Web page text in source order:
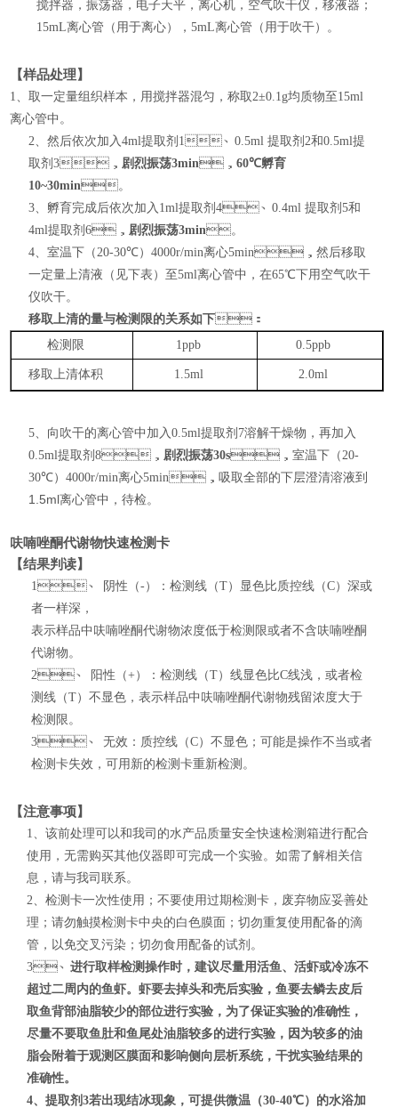
搅拌器，振荡器，电子天平，离心机，空气吹干仪，移液器；
15mL离心管（用于离心），5mL离心管（用于吹干）。
【样品处理】
1、取一定量组织样本，用搅拌器混匀，称取2±0.1g均质物至 15ml
离心管中。
2、然后依次加入4ml提取剂 1、0.5ml提取剂2和0.5ml提
取剂3， 剧烈振荡3min，60℃孵育
10~30min。
3、孵育完成后依次加入 1ml提取剂4、0.4ml提取剂5和
4ml提取剂6， 剧烈振荡3min。
4、室温下（20-30℃）4000r/min离心5min，然后移取
一定量上清液（见下表） 至5ml离心管中，在65℃下用空气吹干
仪吹干。
移取上清的量与检测限的关系如下：
检测限
1ppb 0.5ppb
移取上清体积 1.5ml 2.0ml
5、 向吹干的离心管中加入0.5ml提取剂 7溶解干燥物，再加入
0.5ml提取剂8， 剧烈振荡30s，室温下（20-
30℃）4000r/min离心5min，吸取全部的下层澄清溶液到
1.5ml离心管中，待检。
呋喃唑酮代谢物快速检测卡
【结果判读】
1、 阴性（-）：检测线（T）显色比质控线（C）深或
者一样深，
表示样品中呋喃唑酮代谢物浓度低于检测限或者不含呋喃唑酮
代谢物。
2、
阳性（+）：检测线（T）线显色比C线浅，或者检
测线（T）不显色，表示样品中呋喃唑酮代谢物残留浓度大于
检测限。
3、无效：质控线（C）不显色；可能是操作不当或者
检测卡失效，可用新的检测卡重新检测。
【注意事项】
1、该前处理可以和我司的水产品质量安全快速检测箱进行配合
使用，无需购买其他仪器即可完成一个实验。如需了解相关信
息，请与我司联系。
2、检测卡一次性使用；不要使用过期检测卡，废弃物应妥善处
理；请勿触摸检测卡中央的白色膜面；切勿重复使用配备的滴
管，以免交叉污染；切勿食用配备的试剂。
3、进行取样检测操作时，建议尽量用活鱼、活虾或冷冻不
超过二周内的鱼虾。虾要去掉头和壳后实验，鱼要去鳞去皮后
取鱼背部油脂较少的部位进行实验，为了保证实验的准确性，
尽量不要取鱼肚和鱼尾处油脂较多的进行实验，因为较多的油
脂会附着于观测区膜面和影响侧向层析系统，干扰实验结果的
准确性。
4、提取剂3若出现结冰现象，可提供微温（30-40℃）的水浴加